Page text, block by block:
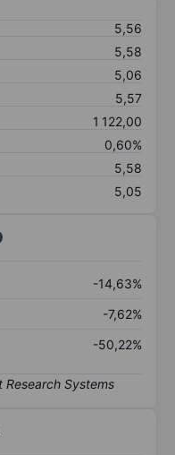
5,56
5,58
5,06
5,57
1 122,00
0,60%
5,58
5,05
-14,63%
-7,62%
-50,22%